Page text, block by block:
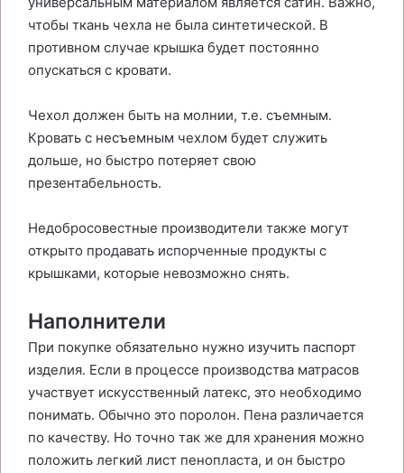
чтобы ткань чехла не была синтетической. В
противном случае крышка будет постоянно
опускаться с кровати.
Чехол должен быть на молнии, т.е. съемным.
Кровать с несъемным чехлом будет служить
дольше, но быстро потеряет свою
презентабельность.
Недобросовестные производители также могут
открыто продавать испорченные продукты с
крышками, которые невозможно снять.
Наполнители
При покупке обязательно нужно изучить паспорт
изделия. Если в процессе производства матрасов
участвует искусственный латекс, это необходимо
понимать. Обычно это поролон. Пена различается
по качеству. Но точно так же для хранения можно
положить легкий лист пенопласта, и он быстро